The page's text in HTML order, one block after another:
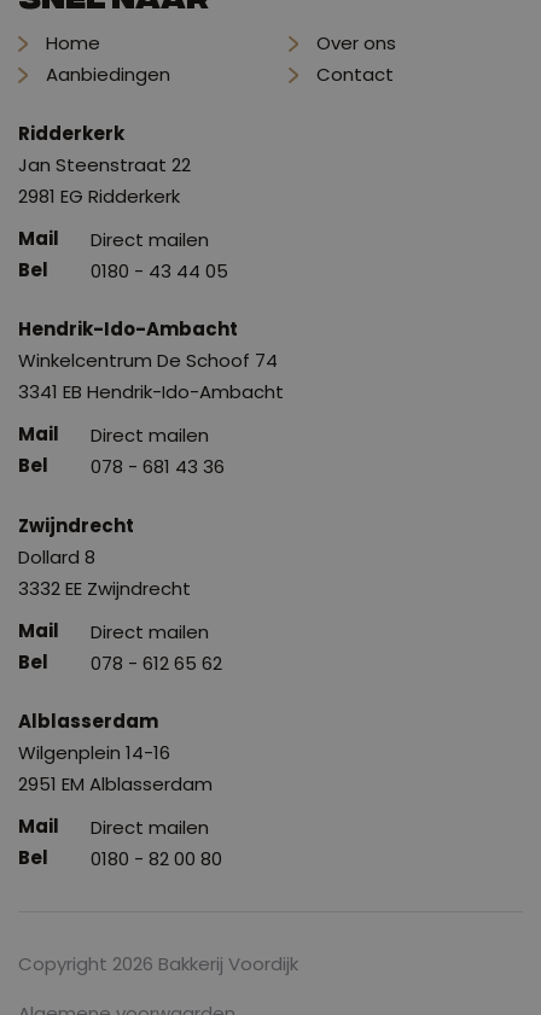
Home
Aanbiedingen
Over ons
Contact
Ridderkerk
Jan Steenstraat 22
2981 EG Ridderkerk
Direct mailen
0180 - 43 44 05
Hendrik-Ido-Ambacht
Winkelcentrum De Schoof 74
3341 EB Hendrik-Ido-Ambacht
Direct mailen
078 - 681 43 36
Zwijndrecht
Dollard 8
3332 EE Zwijndrecht
Direct mailen
078 - 612 65 62
Alblasserdam
Wilgenplein 14-16
2951 EM Alblasserdam
Direct mailen
0180 - 82 00 80
Copyright 2026 Bakkerij Voordijk